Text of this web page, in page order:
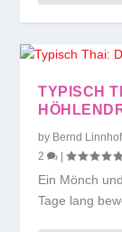
TYPISCH
by Bernd
2
|
Ein Mönch
Tage lang